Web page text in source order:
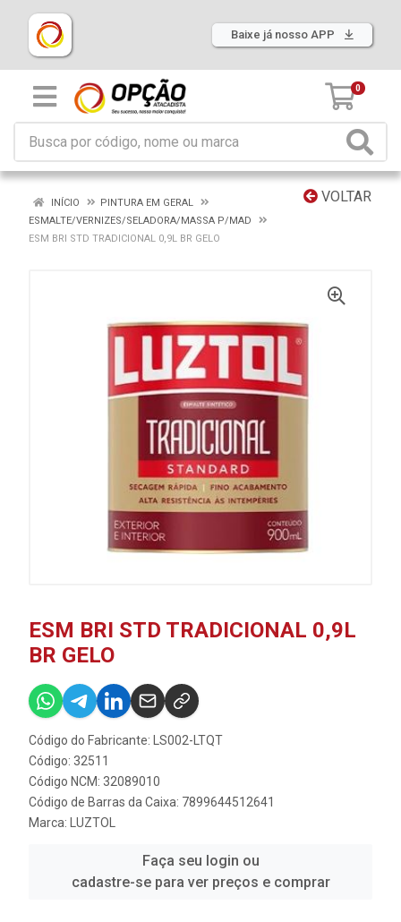
Baixe já nosso APP
0
VOLTAR
INÍCIO
PINTURA EM GERAL
ESMALTE/VERNIZES/SELADORA/MASSA P/MAD
ESM BRI STD TRADICIONAL 0,9L BR GELO
ESM BRI STD TRADICIONAL 0,9L
BR GELO
Código do Fabricante: LS002-LTQT
Código: 32511
Código NCM: 32089010
Código de Barras da Caixa: 7899644512641
Marca:
LUZTOL
Faça seu login ou
cadastre-se para ver preços e comprar